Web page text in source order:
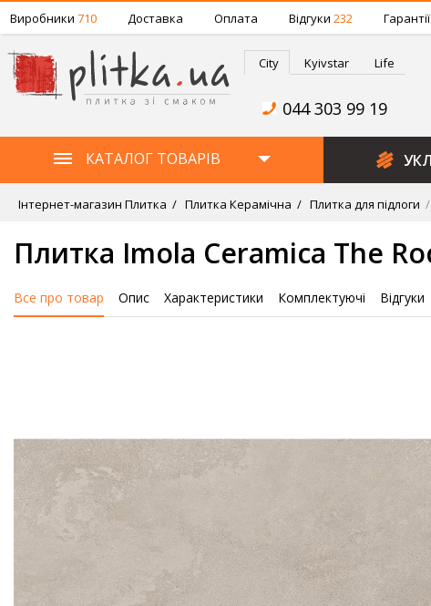
Виробники 710 Доставка Оплата Відгуки 232 Гарантії
City Kyivstar Life
044 303 99 19
КАТАЛОГ ТОВАРІВ
Інтернет-магазин Плитка Плитка Керамічна Плитка для підлоги
Плитка Imola Ceramica The
Все про товар Опис Характеристики Комплектуючі Відгуки